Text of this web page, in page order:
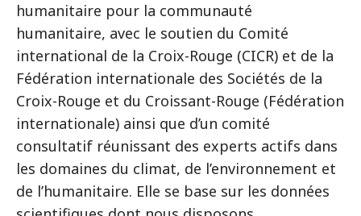
humanitaire pour la communauté
humanitaire, avec le soutien du Comité
international de la Croix-Rouge (CICR) et de la
Fédération internationale des Sociétés de la
Croix-Rouge et du Croissant-Rouge (Fédération
internationale) ainsi que d’un comité
consultatif réunissant des experts actifs dans
les domaines du climat, de l’environnement et
de l’humanitaire. Elle se base sur les données